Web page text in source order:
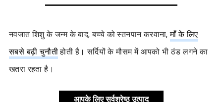
नवजात शिशु के जन्म के बाद, बच्चे को स्तनपान करवाना,माँ के लिए
सबसे बढ़ी चुनौतीहोती है। सर्दियों के मौसम में आपको भी ठंड लगने का
खतरा रहता है।
आपके लिए सर्वश्रेष्ठ उत्पाद